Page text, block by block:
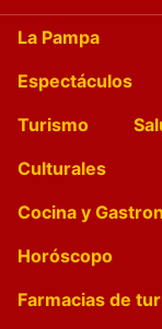
La Pampa
Espectáculos
Turismo
Culturales
Cocina y
Horóscopo
Farmacias de